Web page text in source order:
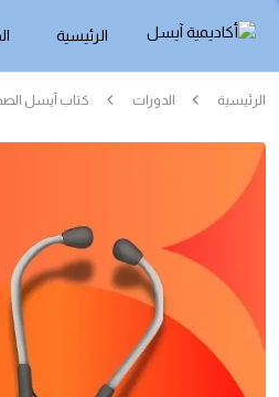
الرئيسية
الرئيسية الدورات كتاب آيسل الصحي ٢٠٢٦ (النسخة